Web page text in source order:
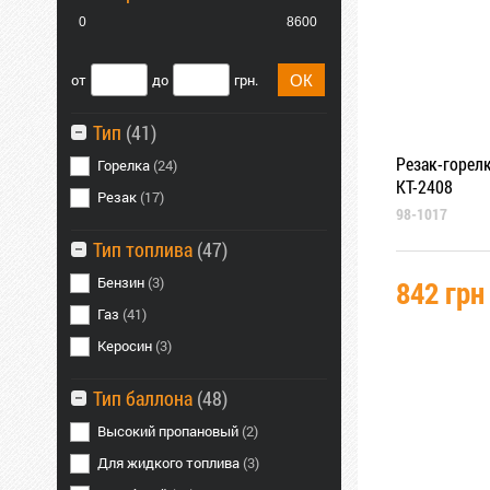
0 8600
от до грн.
Тип (41)
Горелка (24)
Резак (17)
Тип топлива (47)
Бензин (3)
Газ (41)
Керосин (3)
Тип баллона (48)
Высокий пропановый (2)
Для жидкого топлива (3)
Резак-
KT-2408
98-1017
842 грн